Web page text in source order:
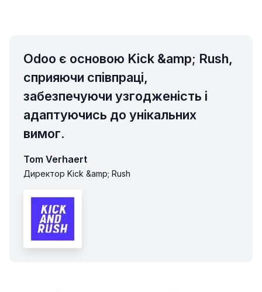
Odoo є основою Kick &amp; Rush,
сприяючи співпраці,
забезпечуючи узгодженість і
адаптуючись до унікальних
вимог.
Tom Verhaert
Директор Kick &amp; Rush